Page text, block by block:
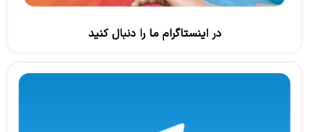
در اینستاگرام ما را دنبال کنید